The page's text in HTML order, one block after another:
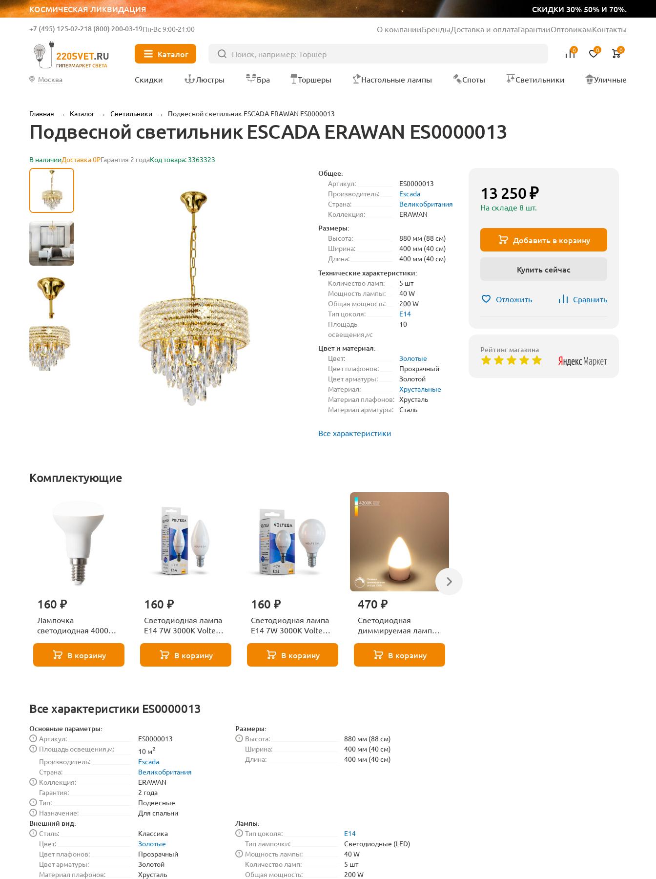
КОСМИЧЕСКАЯ ЛИКВИДАЦИЯ СКИДКИ 30% 50% И 70%.
ГИПЕРМАРКЕТ СВЕТА
+7 (495) 125-02-218 (800) 200-03-19Пн-Вс 9:00-21:00 О компанииБрендыДоставка и оплатаГарантииОптовикамКонтакты
Каталог 0 0 0
Москва Скидки Люстры Бра Торшеры Настольные лампы Споты Светильники Уличные
Главная → Каталог → Светильники → Подвесной светильник ESCADA ERAWAN ES0000013
Подвесной светильник ESCADA ERAWAN ES0000013
В наличииДоставка 0₽Гарантия 2 годаКод товара: 3363323
Общее:
Артикул:
ES0000013
Производитель:
Escada
Страна:
Великобритания
Коллекция:
ERAWAN
Размеры:
Высота:
880 мм (88 см)
Ширина:
400 мм (40 см)
Длина:
400 мм (40 см)
Технические характеристики:
Количество ламп:
5 шт
Мощность лампы:
40 W
Общая мощность:
200 W
Тип цоколя:
E14
Площадь
освещения,м:
10
Цвет и материал:
Цвет:
Золотые
Цвет плафонов:
Прозрачный
Цвет арматуры:
Золотой
Материал:
Хрустальные
Материал плафонов: Хрусталь
Материал арматуры:
Сталь
Все характеристики
Комплектующие
160 ₽
Лампочка
светодиодная 4000К
271 8585В корзину
160 ₽
Светодиодная лампа
E14 7W 3000K Voltega
В корзину
160 ₽
Светодиодная лампа
E14 7W 3000K Voltega
В корзину
470 ₽
Светодиодная
диммируемая лампа
Elektrostandard
BLE1448
В корзину
Все характеристики ES0000013
Основные параметры:
Артикул:
?
ES0000013
Площадь освещения,м:
? 10 м2
Производитель:
Escada
Страна:
Великобритания
Коллекция:
?
ERAWAN
Гарантия:
2 года
Тип:
?
Подвесные
Назначение:
? Для спальни
Размеры:
Высота:
?
880 мм (88 см)
Ширина:
400 мм (40 см)
Длина:
400 мм (40 см)
Внешний вид:
Стиль:
?
Классика
Цвет:
Золотые
Цвет плафонов:
Прозрачный
Цвет арматуры:
Золотой
Материал плафонов:
Хрусталь
Лампы:
Тип цоколя:
?
E14
Тип лампочки:
Светодиодные (LED)
Мощность лампы:
?
40 W
Количество ламп:
5 шт
Общая мощность:
200 W
13 250 ₽
На складе 8 шт.
Добавить в корзину
Купить сейчас
Отложить Сравнить
Рейтинг магазина